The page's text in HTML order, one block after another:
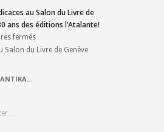
au Salon du Livre de
ans des éditions l’Atalante!
fermés
Salon du Livre de Genève